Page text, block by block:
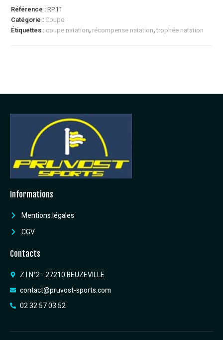
Référence :RP11
Catégorie : Coupe
Étiquettes : coupe natation, récompense natation,trophée natation
Informations
Mentions légales
CGV
Contacts
Z.I.N°2 - 27210 BEUZEVILLE
contact@pruvost-sports.com
02 32 57 03 52